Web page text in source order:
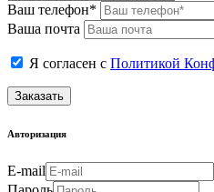
Ваш телефон*
Ваша почта
Я согласен с Политикой
Заказать
Авторизация
E-mail